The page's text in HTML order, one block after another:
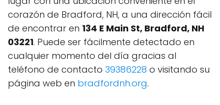
corazón de Bradford, NH, a una dirección fácil
de encontrar en 134 E Main St, Bradford, NH
03221. Puede ser fácilmente detectado en
cualquier momento del día gracias al
teléfono de contacto 39386228 o visitando su
página web en bradfordnh.org.